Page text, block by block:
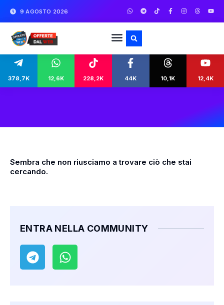
9 AGOSTO 2026
378,7K 12,6K 228,2K 44K 10,1K 12,4K
Sembra che non riusciamo a trovare ciò che stai
cercando.
ENTRA NELLA COMMUNITY